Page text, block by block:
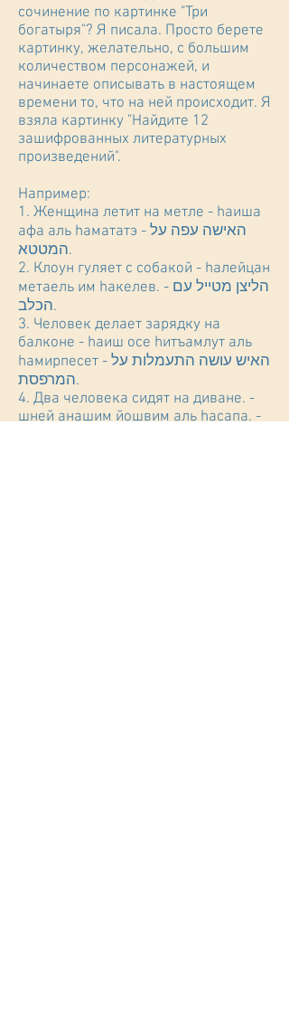
сочинение по картинке "Три
богатыря"? Я писала. Просто берете
картинку, желательно, с большим
количеством персонажей, и
начинаете описывать в настоящем
времени то, что на ней происходит. Я
взяла картинку "Найдите 12
зашифрованных литературных
произведений".
Например:
1. Женщина летит на метле - hаиша
афа аль hамататэ - האישה עפה על
המטטא.
2. Клоун гуляет с собакой - hалейцан
метаель им hакелев. - הליצן מטייל עם
הכלב.
3. Человек делает зарядку на
балконе - hаиш осе hитъамлут аль
hамирпесет - האיש עושה התעמלות על
המרפסת.
4. Два человека сидят на диване. -
шней анашим йошвим аль hасапа. -